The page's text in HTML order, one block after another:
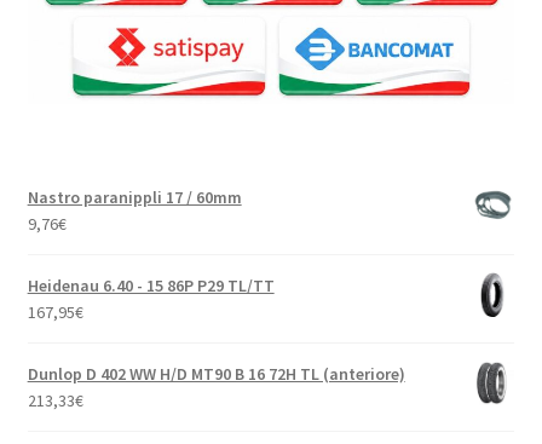
Nastro paranippli 17 / 60mm
9,76€
Heidenau 6.40 - 15 86P P29 TL/TT
167,95€
Dunlop D 402 WW H/D MT90 B 16 72H TL (anteriore)
213,33€